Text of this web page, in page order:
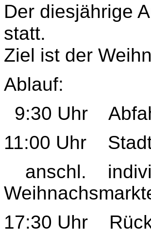
Der diesjährige
statt.
Ziel ist der
Ablauf:
9:30 Uhr
11:00 Uhr
anschl.
17:30 Uhr